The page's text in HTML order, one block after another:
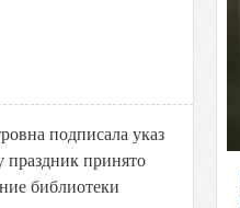
подписала указ
праздник принято
библиотеки